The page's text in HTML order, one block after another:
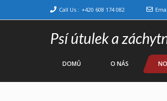
Call Us : +420 608 174 082
Psí útulek a
DOMŮ O NÁS